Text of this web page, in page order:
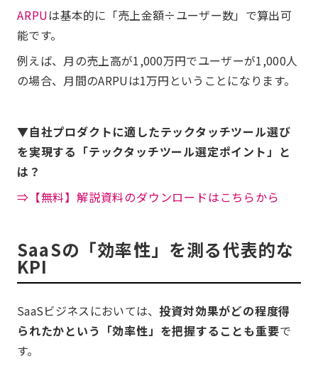
ARPUは基本的に「売上金額÷ユーザー数」で算出可
能です。
例えば、月の売上高が1,000万円でユーザーが1,000人
の場合、月間のARPUは1万円ということになります。
▼自社プロダクトに適したテックタッチツール選び
を実現する「テックタッチツール選定ポイント」と
は？
⇒【無料】解説資料のダウンロードはこちらから
SaaSの「効率性」を測る代表的な
KPI
SaaSビジネスにおいては、 投資対効果がどの程度得
られたかという「効率性」を把握することも重要で
す。